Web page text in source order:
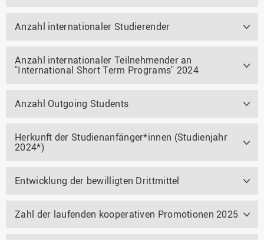
Anzahl internationaler Studierender
Anzahl internationaler Teilnehmender an
"International Short Term Programs" 2024
Anzahl Outgoing Students
Herkunft der Studienanfänger*innen (Studienjahr
2024*)
Entwicklung der bewilligten Drittmittel
Zahl der laufenden kooperativen Promotionen 2025